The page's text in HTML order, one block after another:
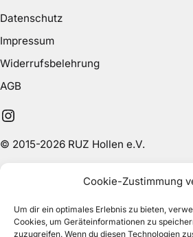
Cookie-Zustimmung
Um dir ein optimales Erlebnis zu bieten,
Cookies, um Geräteinformationen zu
zuzugreifen. Wenn du diesen Technologien
© 2015-2026 RUZ Hollen e.V.
Datenschutz
Impressum
Widerrufsbelehrung
AGB